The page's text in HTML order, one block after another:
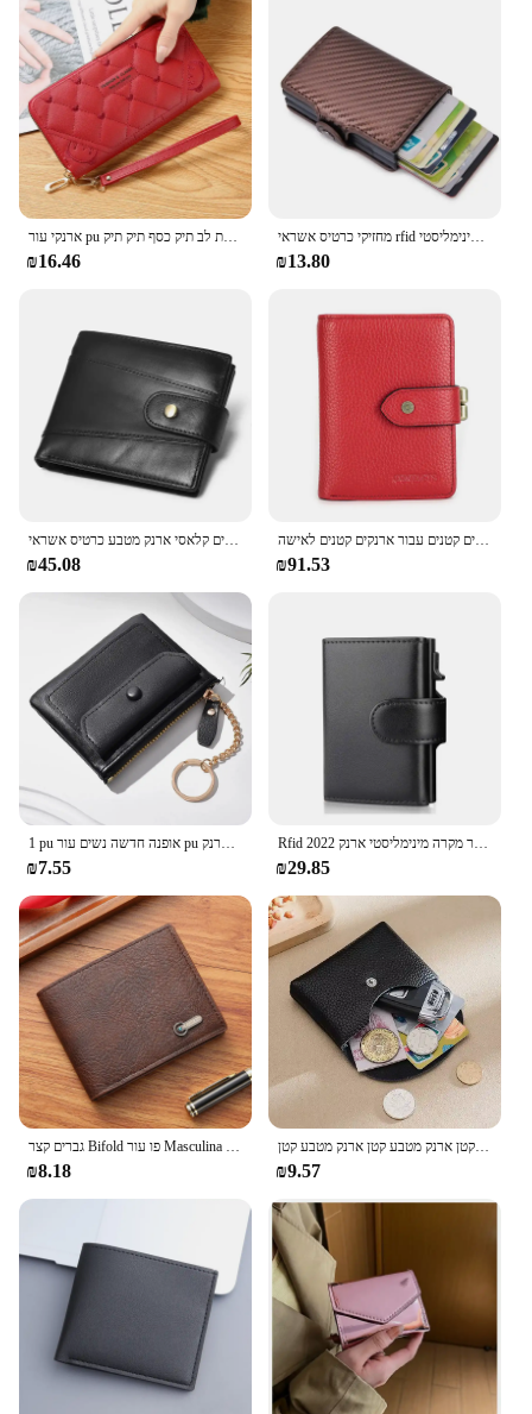
ארנקי עור pu נקבה מעור כרטיס אשראי מצמד נשים מטבע ארנבת לב תיק כסף תיק תיק bilteras para mujer
₪16.46
מחזיקי כרטיס אשראי rfid ארנקים גברים תיבת אלומיניום עור תיק תיק גברים קטן תיק ארנק מינימליסטי
₪13.80
ארנק עור אמיתי של גברים קלאסי ארנק מטבע כרטיס אשראי
₪45.08
ארנקים קצר מטבעות קצר מטבעות ירוק ארנק ארנקים קטנים עבור ארנקים קטנים לאישה.
₪91.53
1 pu אופנה חדשה נשים עור pu מיני ארנק קצר רוכסן ארנק Bitcoin כרטיס אשראי
₪7.55
Rfid כרטיס אשראי מחזיק ארנקים גברים עור אלומיניום עסקים בנק כרטיס זכר מקרה מינימליסטי ארנק 2022
₪29.85
גברים קצר Bifold פו עור Masculina Billetera אשראי מזהה כרטיס מחזיק ארנק ארנק מצמד מוצק Hombre עסקי Slim
₪8.18
אותיות מותאמות אישית ארנק קטן עור אמיתי ארנק כפול מטבע קטן ארנק מטבע קטן ארנק מטבע קטן
₪9.57